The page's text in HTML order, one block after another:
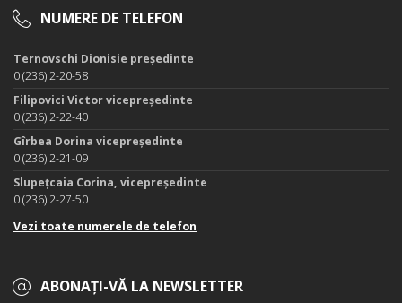
NUMERE DE TELEFON
Ternovschi Dionisie președinte
0 (236) 2-20-58
Filipovici Victor vicepreședinte
0 (236) 2-22-40
Gîrbea Dorina vicepreședinte
0 (236) 2-21-09
Slupețcaia Corina, vicepreședinte
0 (236) 2-27-50
Vezi toate numerele de telefon
ABONAȚI-VĂ LA NEWSLETTER